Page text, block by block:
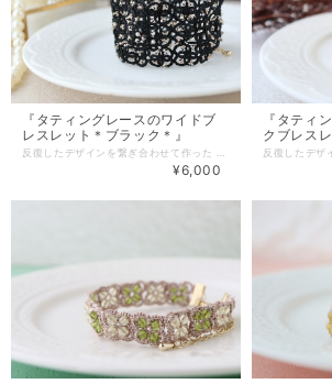
『タティングレースのワイドブ
レスレット＊ブラック＊』
反復したデザインを繋ぎ合わせて作った タティングレ―スのブレスレットです。 黒のレース糸に極小ビーズやパールを編み込み 大人っぽく上品な雰囲気になりました。 レースアクセサリーならではの軽い付け心地と抜群の存在感で 普段の装いに華やかさをプラスします。 手元を繊細に彩りたい方や ワンランク上のオシャレに挑戦したい方にもおススメです。 【素材・色・サイズ】 ・レース糸（ラメ） ・シードビーズ ・パール（2mm） ・ボタンカットガラス（2mm） サイズ：約16cm、幅：約3.5cm、アジャスター：約5,5cm （マグネット約2cm） ＊長さについてはブログ内「ネックレス・ブレスレットのサイズについて」を ご参照ください。長さは変更可能ですのでお気軽にご相談下さい＊ ◆有料（100円）包装有。詳細は「その他」→「ギフトラッピング」をご覧下さい◆
¥6,000
『タティ
クブレスレ